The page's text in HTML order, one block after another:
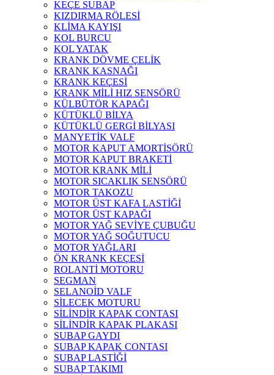
KEÇE SUBAP
KIZDIRMA RÖLESİ
KLİMA KAYIŞI
KOL BURCU
KOL YATAK
KRANK DÖVME ÇELİK
KRANK KASNAĞI
KRANK KEÇESİ
KRANK MİLİ HIZ SENSÖRÜ
KÜLBÜTÖR KAPAĞI
KÜTÜKLÜ BİLYA
KÜTÜKLÜ GERGİ BİLYASI
MANYETİK VALF
MOTOR KAPUT AMORTİSÖRÜ
MOTOR KAPUT BRAKETİ
MOTOR KRANK MİLİ
MOTOR SICAKLIK SENSÖRÜ
MOTOR TAKOZU
MOTOR ÜST KAFA LASTİĞİ
MOTOR ÜST KAPAĞI
MOTOR YAĞ SEVİYE ÇUBUĞU
MOTOR YAĞ SOĞUTUCU
MOTOR YAĞLARI
ÖN KRANK KEÇESİ
ROLANTİ MOTORU
SEGMAN
SELANOİD VALF
SİLECEK MOTURU
SİLİNDİR KAPAK CONTASI
SİLİNDİR KAPAK PLAKASI
SUBAP GAYDI
SUBAP KAPAK CONTASI
SUBAP LASTİĞİ
SUBAP TAKIMI